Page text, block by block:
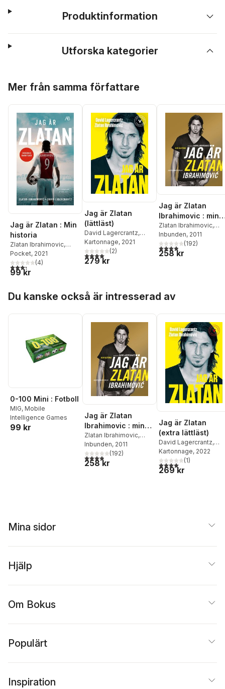
Produktinformation
Utforska kategorier
Mer från samma författare
Jag är Zlatan : Min
historia
Zlatan Ibrahimovic,
David Lagercrantz
Pocket, 2021
3,3utav 5 stjärnor. Totalt antal röster:
(4)
99 kr
Jag är Zlatan
(lättläst)
David Lagercrantz,
Zlatan Ibrahimovic
Kartonnage, 2021
4,0utav 5 stjärnor. Totalt antal röster:
(2)
279 kr
Jag är Zlatan
Ibrahimovic : min
historia
Zlatan Ibrahimovic,
David Lagercrantz
Inbunden, 2011
3,9utav 5 stjärnor.
(192)
258 kr
Du kanske också är intresserad av
0-100 Mini : Fotboll
MIG, Mobile
Intelligence Games
99 kr
Jag är Zlatan
Ibrahimovic : min
historia
Zlatan Ibrahimovic,
David Lagercrantz
Inbunden, 2011
3,9utav 5 stjärnor. Totalt antal röster:
(192)
258 kr
Jag är Zlatan
(extra lättläst)
David Lagercrantz,
Zlatan Ibrahimovic
Kartonnage, 2022
4,0utav 5 stjärnor.
(1)
269 kr
Mina sidor
Hjälp
Om Bokus
Populärt
Inspiration